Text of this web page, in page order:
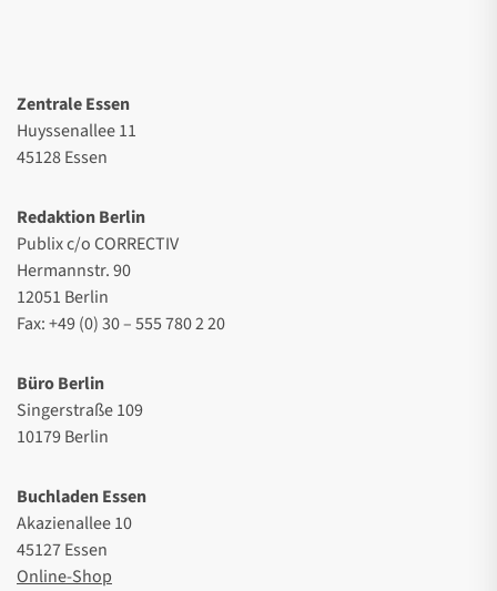
Zentrale Essen
Huyssenallee 11
45128 Essen
Redaktion Berlin
Publix c/o CORRECTIV
Hermannstr. 90
12051 Berlin
Fax: +49 (0) 30 – 555 780 2 20
Büro Berlin
Singerstraße 109
10179 Berlin
Buchladen Essen
Akazienallee 10
45127 Essen
Online-Shop